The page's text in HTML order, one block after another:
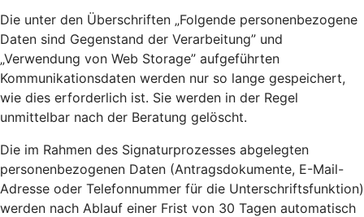
Die unter den Überschriften „Folgende personenbezogene
Daten sind Gegenstand der Verarbeitung” und
„Verwendung von Web Storage” aufgeführten
Kommunikationsdaten werden nur so lange gespeichert,
wie dies erforderlich ist. Sie werden in der Regel
unmittelbar nach der Beratung gelöscht.
Die im Rahmen des Signaturprozesses abgelegten
personenbezogenen Daten (Antragsdokumente, E-Mail-
Adresse oder Telefonnummer für die Unterschriftsfunktion)
werden nach Ablauf einer Frist von 30 Tagen automatisch